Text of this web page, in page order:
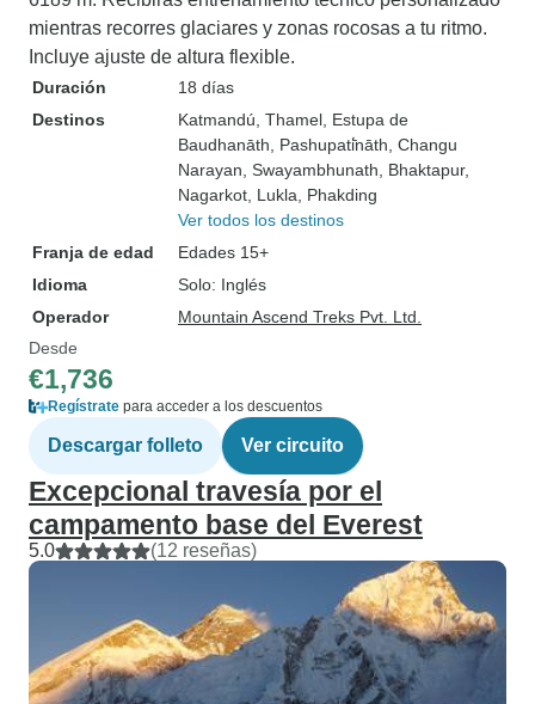
mientras recorres glaciares y zonas rocosas a tu ritmo.
Incluye ajuste de altura flexible.
Duración
18 días
Destinos
Katmandú , Thamel , Estupa de
Baudhanāth , Pashupati̇̄nāth , Changu
Narayan , Swayambhunath , Bhaktapur,
Nagarkot , Lukla , Phakding
Ver todos los destinos
Franja de edad
Edades 15+
Idioma
Solo: Inglés
Operador
Mountain Ascend Treks Pvt. Ltd.
Desde
€1,736
Regístrate para acceder a los descuentos
Descargar folleto Ver circuito
Excepcional travesía por el
campamento base del Everest
5.0 (12 reseñas)